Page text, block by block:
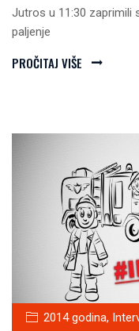
Jutros u 11:30 zaprimili
paljenje
PROČITAJ VIŠE
2014 godina,